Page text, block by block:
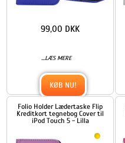
...LÆS MERE
99,00 DKK
KØB NU!
Folio Holder Lædertaske Flip
Kreditkort tegnebog Cover til
iPod Touch 5 - Lilla